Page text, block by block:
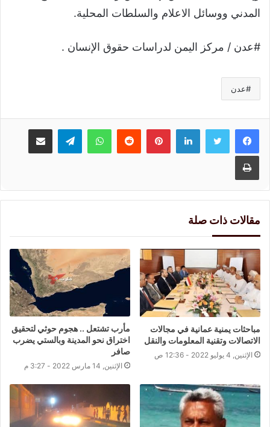
المدني ووسائل الاعلام والسلطات المحلية.
#عدن / مركز اليمن لدراسات حقوق الإنسان .
عدن
لينكدإنبينتيريست واتسابتيلقرام مشاركة عبر البريد
طباعة
مقالات ذات صلة
مباحثات يمنية عمانية في مجالات
الاتصالات وتقنية المعلومات والنقل
الإثنين, 4 يوليو 2022 - 12:36 ص
مأرب تشتعل .. هجوم حوثي لتحقيق
اختراق نحو المدينة وبالستي يضرب
صافر
الإثنين, 14 مارس 2022 - 3:27 م